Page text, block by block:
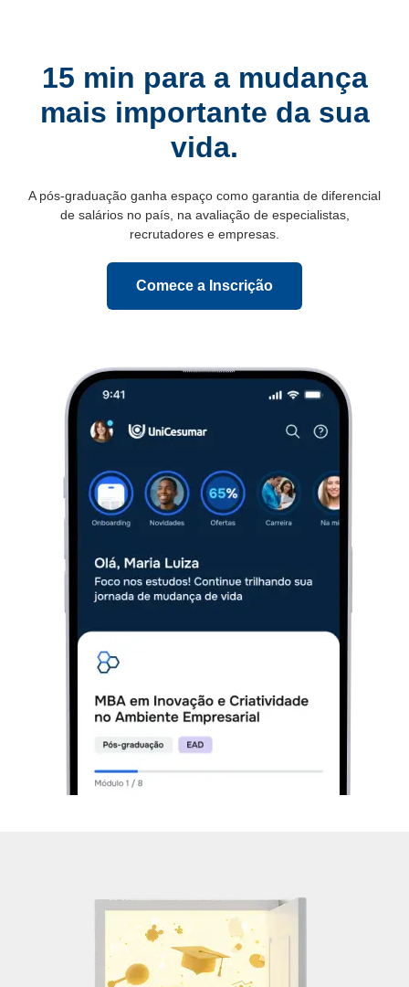
15 min para a mudança
mais importante da sua
vida.
A pós-graduação ganha espaço como garantia de diferencial
de salários no país, na avaliação de especialistas,
recrutadores e empresas.
Comece a Inscrição